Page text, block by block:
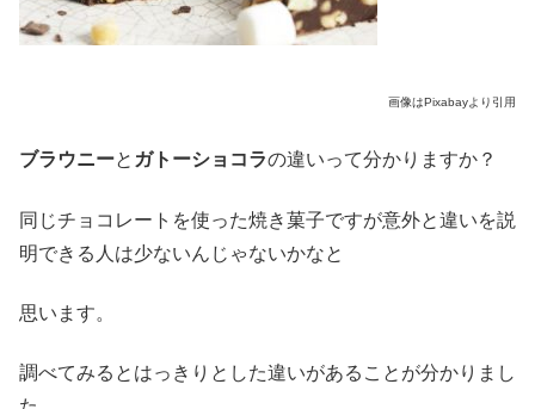
画像はPixabayより引用
ブラウニーと ガトーショコラの違いって分かりますか？
同じチョコレートを使った焼き菓子ですが意外と違いを説
明できる人は少ないんじゃないかなと
思います。
調べてみるとはっきりとした違いがあることが分かりまし